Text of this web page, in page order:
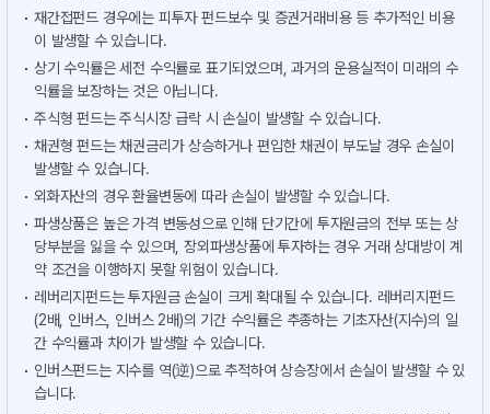
재간접펀드 경우에는 피투자 펀드보수 및 증권거래비용 등 추가적인 비용
이 발생할 수 있습니다.
상기 수익률은 세전 수익률로 표기되었으며, 과거의 운용실적이 미래의 수
익률을 보장하는 것은 아닙니다.
주식형 펀드는 주식시장 급락 시 손실이 발생할 수 있습니다.
채권형 펀드는 채권금리가 상승하거나 편입한 채권이 부도날 경우 손실이
발생할 수 있습니다.
외화자산의 경우 환율변동에 따라 손실이 발생할 수 있습니다.
파생상품은 높은 가격 변동성으로 인해 단기간에 투자원금의 전부 또는 상
당부분을 잃을 수 있으며, 장외파생상품에 투자하는 경우 거래 상대방이 계
약 조건을 이행하지 못할 위험이 있습니다.
레버리지펀드는 투자원금 손실이 크게 확대될 수 있습니다. 레버리지펀드
(2배, 인버스, 인버스 2배)의 기간 수익률은 추종하는 기초자산(지수)의 일
간 수익률과 차이가 발생할 수 있습니다.
인버스펀드는 지수를 역(逆)으로 추적하여 상승장에서 손실이 발생할 수 있
습니다.